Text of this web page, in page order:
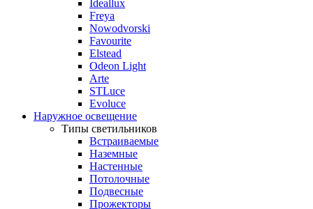
Ideallux
Freya
Nowodvorski
Favourite
Elstead
Odeon Light
Arte
STLuce
Evoluce
Наружное освещение
Типы светильников
Встраиваемые
Наземные
Настенные
Потолочные
Подвесные
Прожекторы